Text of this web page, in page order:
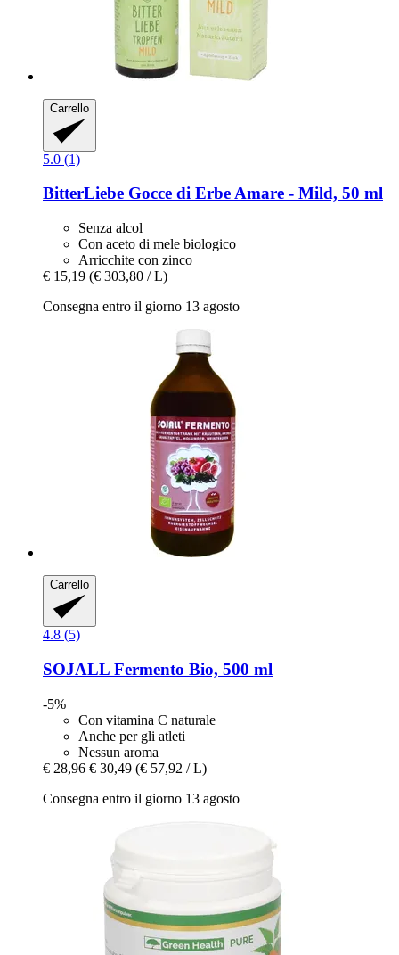
Carrello
5.0 (1)
BitterLiebe Gocce di Erbe Amare -​ Mild, 50 ml
Senza alcol
Con aceto di mele biologico
Arricchite con zinco
€ 15,19 (€ 303,80 / L)
Consegna entro il giorno 13 agosto
Carrello
4.8 (5)
SOJALL Fermento Bio, 500 ml
-5%
Con vitamina C naturale
Anche per gli atleti
Nessun aroma
€ 28,96 € 30,49 (€ 57,92 / L)
Consegna entro il giorno 13 agosto